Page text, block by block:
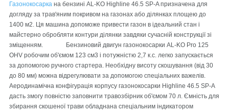
Газонокосарка на бензині AL-KO Highline 46.5 SP-A призначена для
догляду за трав'яним покривом на газонах або ділянках площею до
1400 м2. Ця машина допоможе привести газон в ідеальний стан і
майстерно обробляти контури ділянки завдяки сучасній конструкції зі
зміщенням. Бензиновий двигун газонокосарки AL-KO Pro 125
OHV робочим об'ємом 123 см3 і потужністю 2,7 к.с. легко запускається
за допомогою ручного стартера. Необхідну висоту скошування (від 30
до 80 мм) можна відрегулювати за допомогою спеціальних важелів.
Аеродинамічна конфігурація корпусу газонокосарки Highline 46.5 SP-A
дасть змогу повністю заповнити травозбірник об'ємом 70 л. Ємність для
збирання скошеної трави обладнана спеціальним індикатором